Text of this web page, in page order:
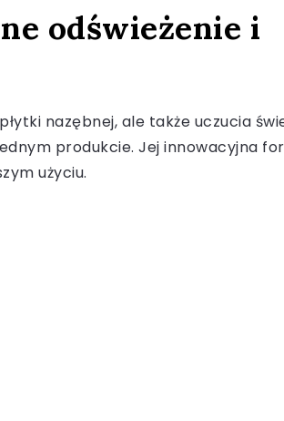
odświeżenie i
nazębnej, ale także uczucia
produkcie. Jej innowacyjna
użyciu.